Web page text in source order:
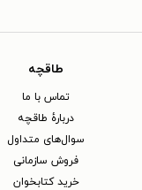
طاقچه
تماس با ما
دربارهٔ طاقچه
سوال‌های متداول
فروش سازمانی
خرید کتابخوان